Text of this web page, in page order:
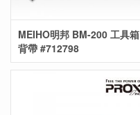
MEIHO明邦 BM-200 工具箱
背帶 #712798